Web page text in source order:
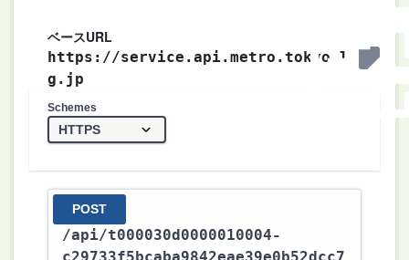
ベースURL
https://service.api.metro.tokyo.l
g.jp
Schemes
POST
/api/t000030d0000010004-